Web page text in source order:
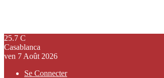
25.7 C
Casablanca
ven 7 Août 2026
Se Connecter